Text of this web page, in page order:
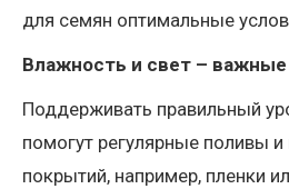
для семян оптимальные
Влажность и свет –
Поддерживать правильный
помогут регулярные поливы
покрытий, например, пленки